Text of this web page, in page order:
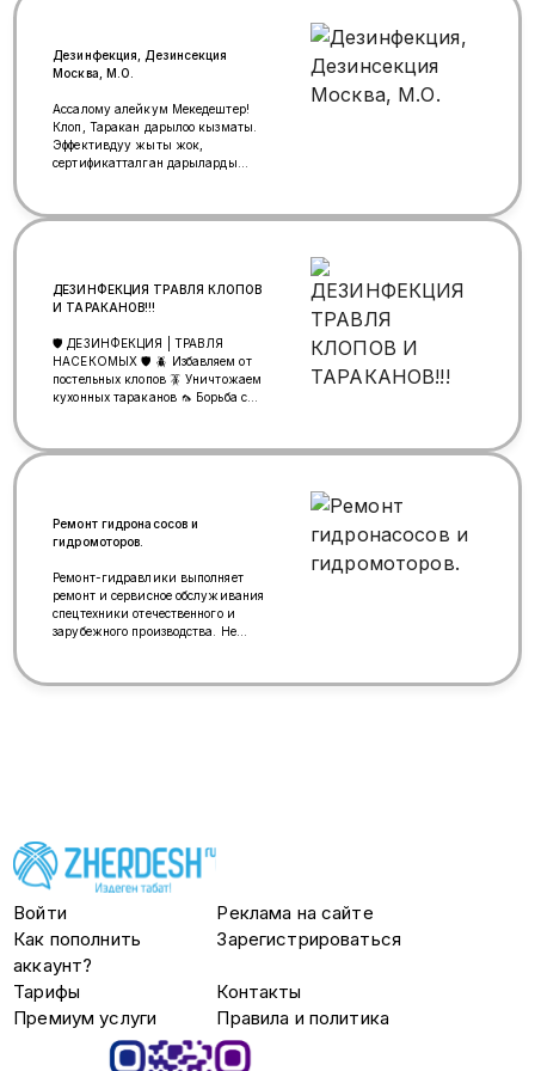
Дезинфекция, Дезинсекция
Москва, М.О.
Ассалому алейкум Мекедештер!
Клоп, Таракан дарылоо кызматы.
Эффективдуу жыты жок,
сертификатталган дарыларды
ДЕЗИНФЕКЦИЯ ТРАВЛЯ КЛОПОВ
И ТАРАКАНОВ!!!
🛡️ ДЕЗИНФЕКЦИЯ | ТРАВЛЯ
НАСЕКОМЫХ 🛡️ 🪲 Избавляем от
постельных клопов 🪳 Уничтожаем
кухонных тараканов 🦟 Борьба с
быстро и эффективно ✨ Гарантия
🇳🇱🇰🇬
Ремонт гидронасосов и
гидромоторов.
Ремонт-гидравлики выполняет
ремонт и сервисное обслуживания
спецтехники отечественного и
зарубежного производства. Не
на протяжении многих лет
Войти
Реклама на сайте
Как пополнить
аккаунт?
Зарегистрироваться
Тарифы
Контакты
Премиум услуги
Правила и политика